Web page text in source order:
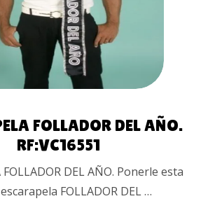
FOLLADOR DEL AÑO.
RF:VC16551
FOLLADOR DEL AÑO. Ponerle esta
FOLLADOR DEL …